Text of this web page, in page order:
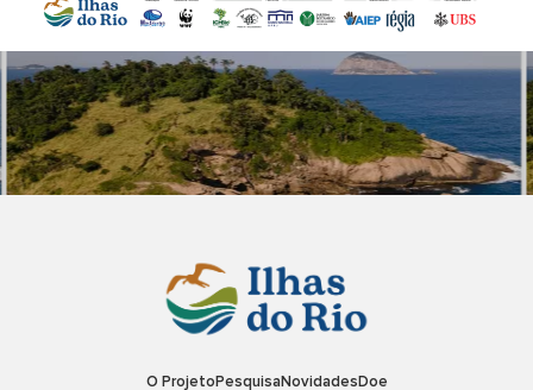
O Projeto Pesquisa Novidades Doe